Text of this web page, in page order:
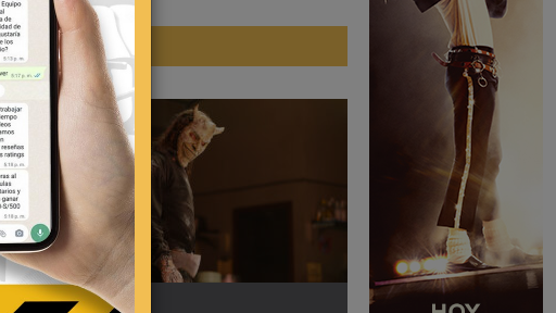
Noticias
02 - 10 - 2025